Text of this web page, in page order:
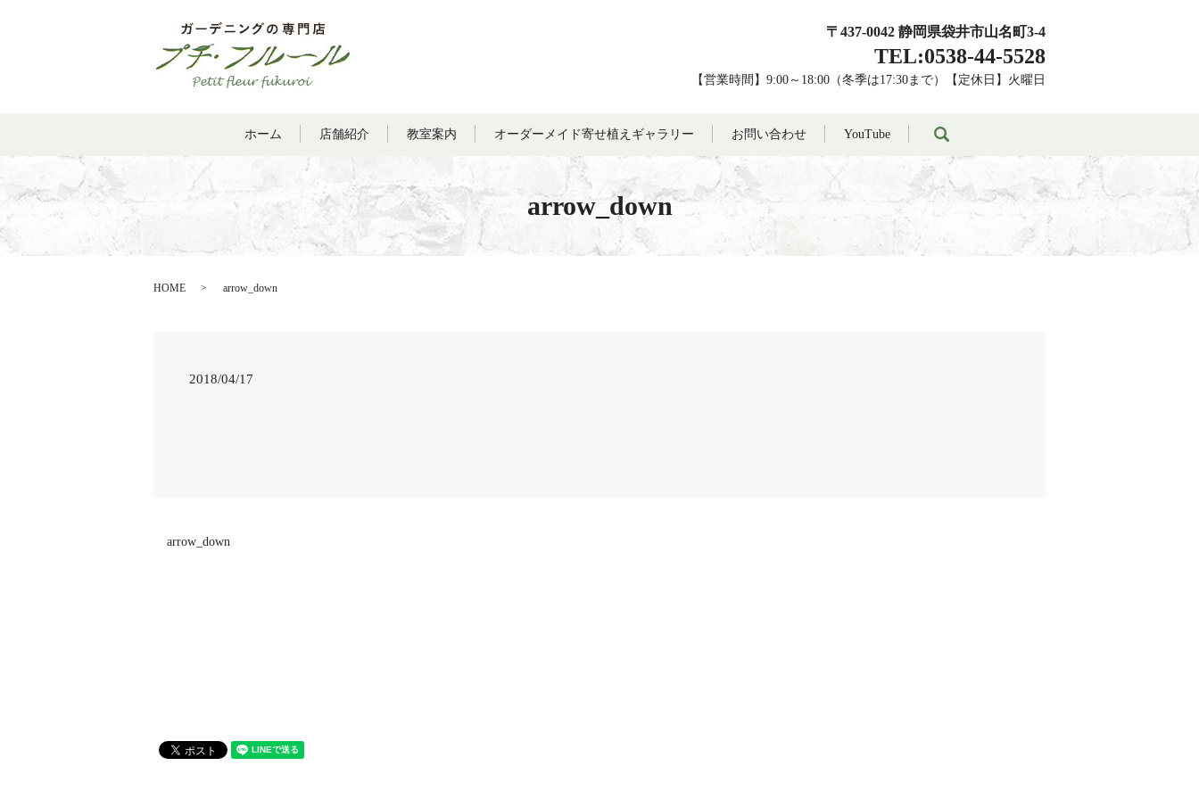
〒437-0042 静岡県袋井市山名町3-4
TEL:0538-44-5528
【営業時間】9:00～18:00（冬季は17:30まで）【定休日】火曜日
ホーム 店舗紹介 教室案内 オーダーメイド寄せ植えギャラリー お問い合わせ YouTube
arrow_down
HOME arrow_down
2018/04/17
arrow_down